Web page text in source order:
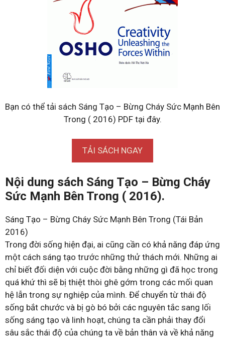
Bạn có thể tải sách Sáng Tạo – Bừng Cháy Sức Mạnh Bên
Trong ( 2016) PDF tại đây.
TẢI SÁCH NGAY
Nội dung sách Sáng Tạo – Bừng Cháy
Sức Mạnh Bên Trong ( 2016).
Sáng Tạo – Bừng Cháy Sức Mạnh Bên Trong (Tái Bản
2016)
Trong đời sống hiện đại, ai cũng cần có khả năng đáp ứng
một cách sáng tạo trước những thử thách mới. Những ai
chỉ biết đối diện với cuộc đời bằng những gì đã học trong
quá khứ thì sẽ bị thiệt thòi ghê gớm trong các mối quan
hệ lẫn trong sự nghiệp của mình. Để chuyển từ thái độ
sống bắt chước và bị gò bó bởi các nguyên tắc sang lối
sống sáng tạo và linh hoạt, chúng ta cần phải thay đổi
sâu sắc thái độ của chúng ta về bản thân và về khả năng